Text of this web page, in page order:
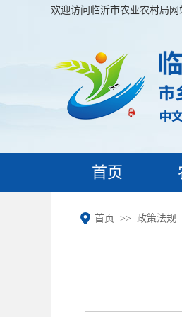
欢迎访问临沂市农业农村局网
首页
首页 政策法规